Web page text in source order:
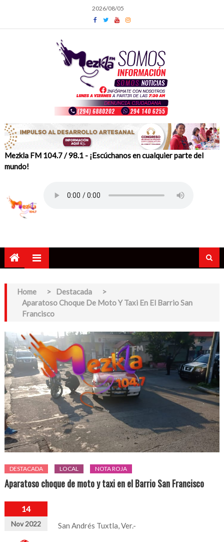
content
2026/08/05
Mezkla FM 104.7 / 98.1 - ¡Escúchanos en cualquier parte del
mundo!
Home > Destacada
>
Aparatoso Choque De Moto Y Taxi En El Barrio San
Francisco
DESTACADA LOCAL NOTA ROJA
Aparatoso choque de moto y taxi en el Barrio San Francisco
14
Nov 2022 San Andrés Tuxtla, Ver.-